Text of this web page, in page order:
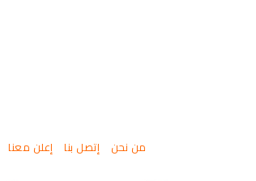
من نحن إتصل بنا إعلن معنا